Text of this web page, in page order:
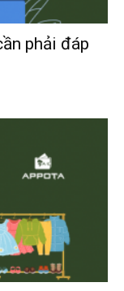
phải đáp